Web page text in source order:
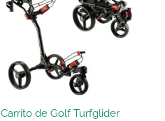
Carrito de Golf Turfglider